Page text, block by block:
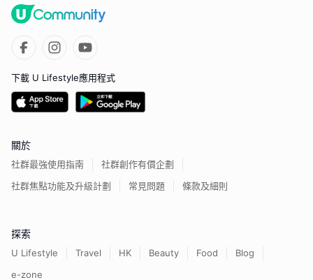
下載 U Lifestyle應用程式
關於
社群最強使用指南
社群創作有價企劃
社群焦點功能及升級計劃
常見問題 條款及細則
探索
U Lifestyle Travel HK Beauty Food
Blog
e-zone